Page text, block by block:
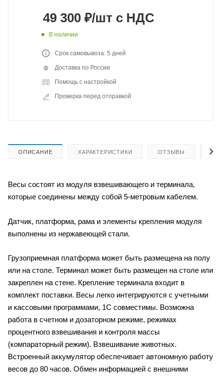
49 300 ₽/шт с НДС
В наличии
Срок самовывоза: 5 дней
Доставка по России
Помощь с настройкой
Проверка перед отправкой
ОПИСАНИЕ ХАРАКТЕРИСТИКИ ОТЗЫВЫ
Весы состоят из модуля взвешивающего и терминала,
которые соединены между собой 5-метровым кабелем.
Датчик, платформа, рама и элементы крепления модуля
выполнены из нержавеющей стали.
Грузоприемная платформа может быть размещена на полу
или на столе. Терминал может быть размещен на столе или
закреплен на стене. Крепление терминала входит в
комплект поставки. Весы легко интегрируются с учетными
и кассовыми программами, 1С совместимы. Возможна
работа в счетном и дозаторном режиме, режимах
процентного взвешивания и контроля массы
(компараторный режим). Взвешивание животных.
Встроенный аккумулятор обеспечивает автономную работу
весов до 80 часов. Обмен информацией с внешними